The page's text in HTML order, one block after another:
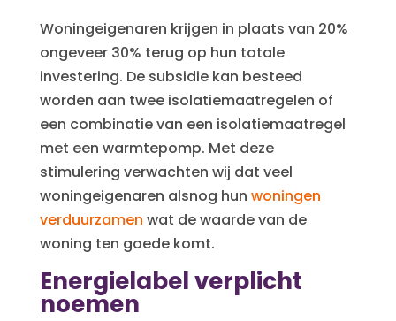
Woningeigenaren krijgen in plaats van 20%
ongeveer 30% terug op hun totale
investering. De subsidie kan besteed
worden aan twee isolatiemaatregelen of
een combinatie van een isolatiemaatregel
met een warmtepomp. Met deze
stimulering verwachten wij dat veel
woningeigenaren alsnog hun woningen
verduurzamen wat de waarde van de
woning ten goede komt.
Energielabel verplicht
noemen